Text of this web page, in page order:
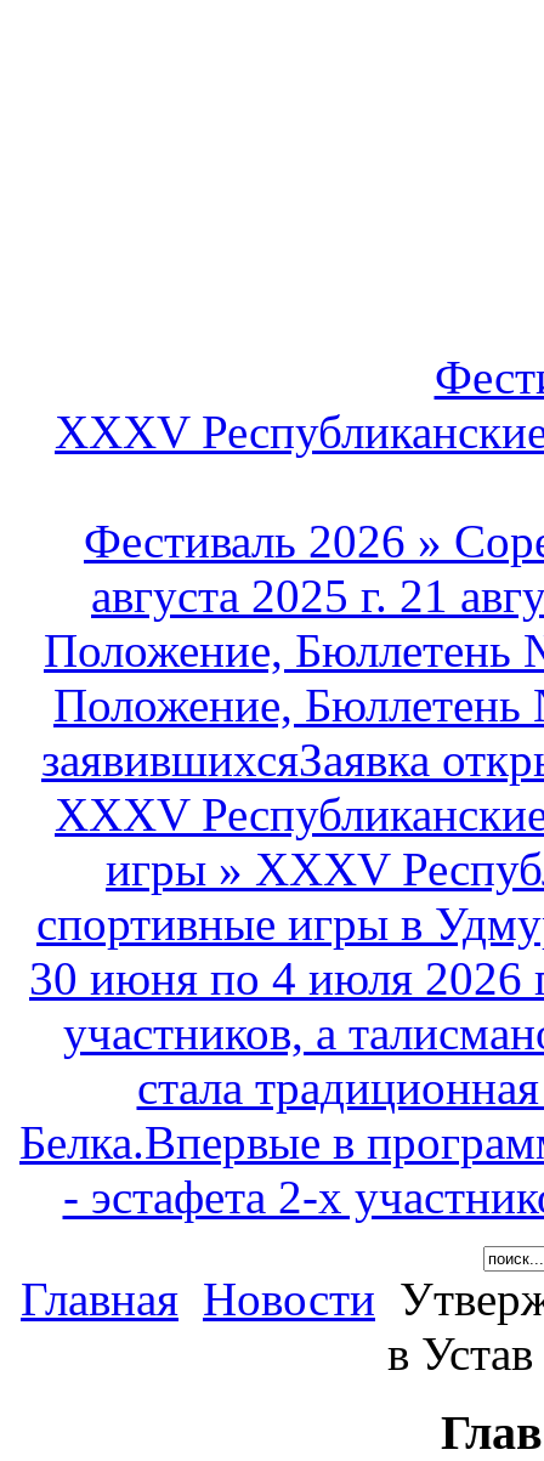
XXXV
Фестиваль 2026 »
августа 2025 г. 21
Положение, Бюллетень
Положение, Бюллетень
заявившихсяЗаявка
XXXV
игры » XXXV
спортивные игры в
30 июня по 4 июля 2026
участников, а
стала
Белка.Впервые в
- эстафета 2-х
Главная Новости
в